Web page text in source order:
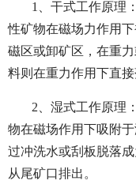
1、干式工作原理
性矿物在磁场力作用
磁区或卸矿区，在重
料则在重力作用下直接
2、湿式工作原理
物在磁场作用下吸附
过冲洗水或刮板脱落
从尾矿口排出。